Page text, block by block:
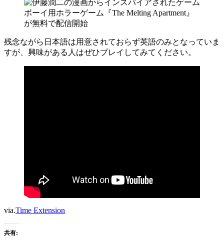
残念ながら日本語は用意されておらず英語のみとなっていま
すが、興味がある人はぜひプレイしてみてください。
via.Time Extension
共有: